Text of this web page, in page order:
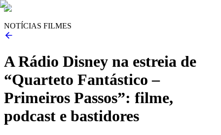
NOTÍCIAS FILMES
A Rádio Disney na estreia de
“Quarteto Fantástico –
Primeiros Passos”: filme,
podcast e bastidores